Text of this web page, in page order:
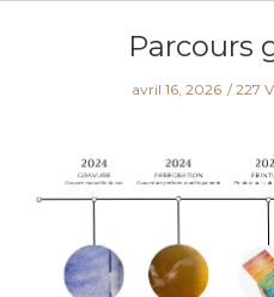
Parcours
avril 16, 2026 227